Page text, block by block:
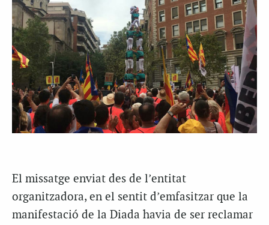
El missatge enviat des de l’entitat
organitzadora, en el sentit d’emfasitzar que la
manifestació de la Diada havia de ser reclamar